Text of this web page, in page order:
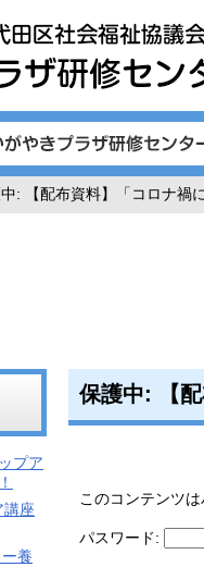
: 【配布資料】「コロナ禍
保護中: 【
このコンテンツ
パスワード:
プア
講座
養